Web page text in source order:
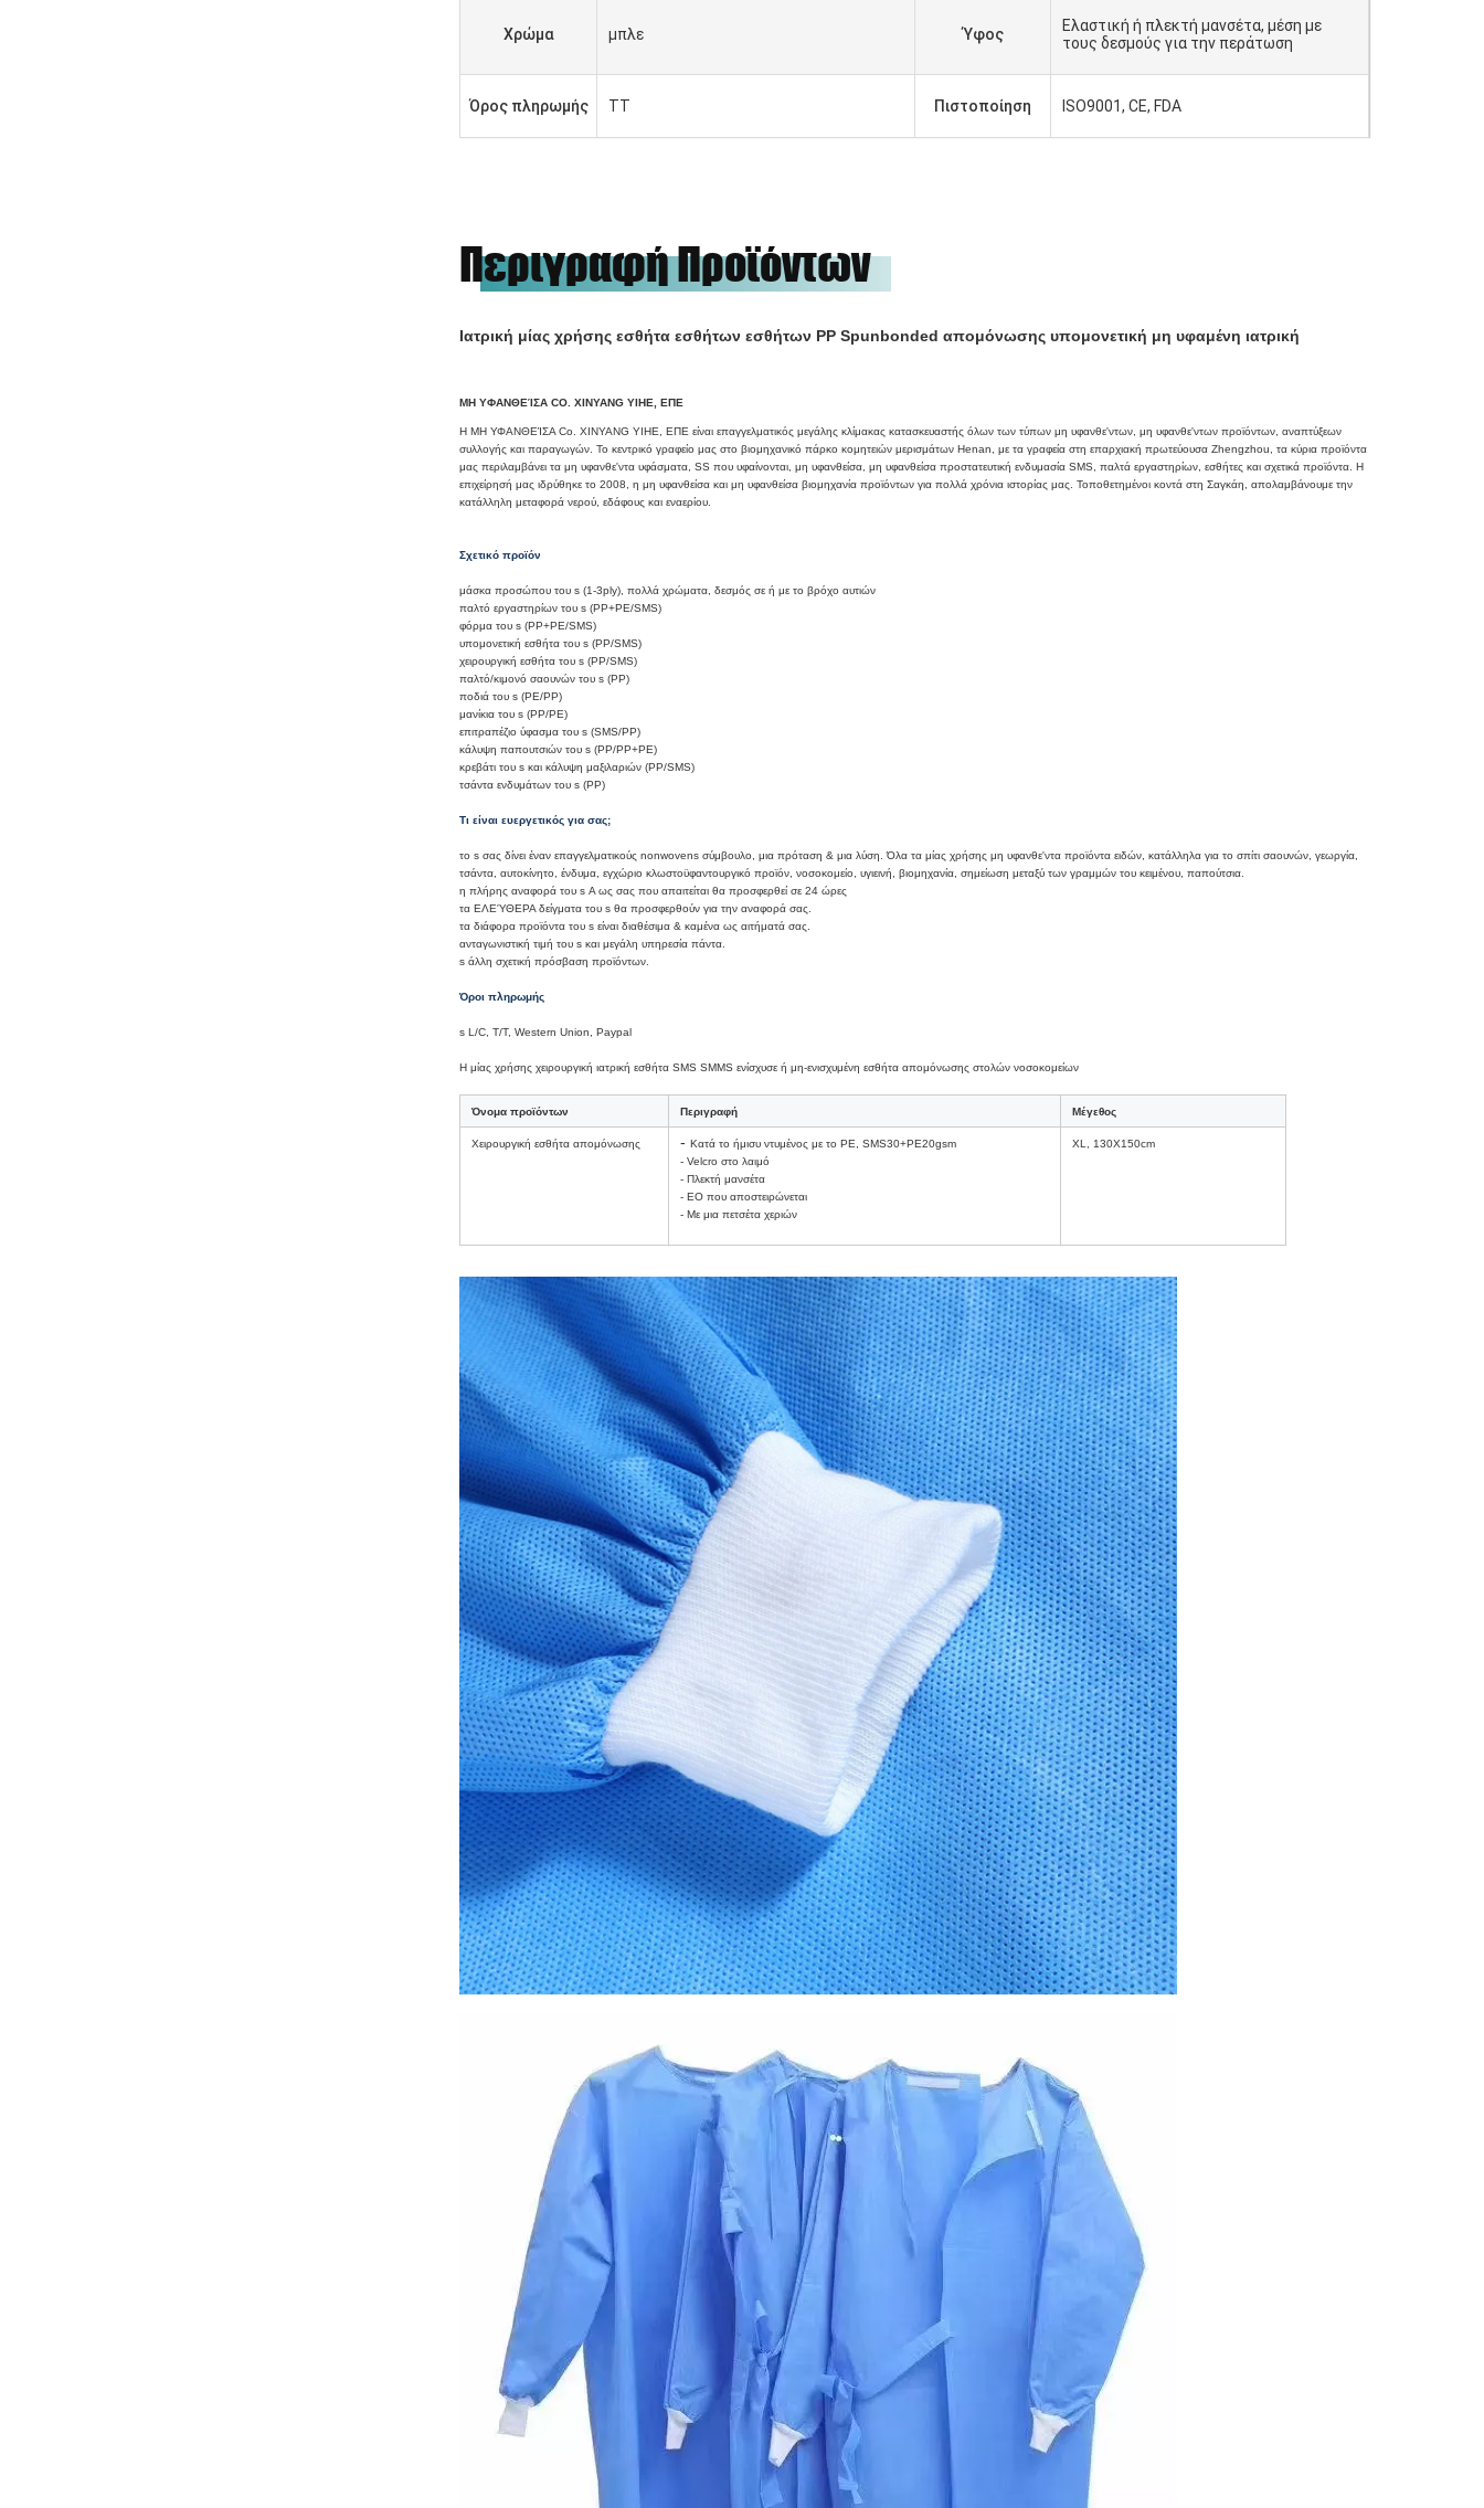
Χρώμα μπλε Ύφος
Ελαστική ή πλεκτή μανσέτα, μέση με
τους δεσμούς για την περάτωση
Όρος πληρωμής TT Πιστοποίηση ISO9001, CE, FDA
Περιγραφή Προϊόντων
Ιατρική μίας χρήσης εσθήτα εσθήτων εσθήτων PP Spunbonded απομόνωσης υπομονετική μη υφαμένη ιατρική
ΜΗ ΥΦΑΝΘΕΊΣΑ CO. XINYANG YIHE, ΕΠΕ
Η ΜΗ ΥΦΑΝΘΕΊΣΑ Co. XINYANG YIHE, ΕΠΕ είναι επαγγελματικός μεγάλης κλίμακας κατασκευαστής όλων των τύπων μη υφανθε'ντων, μη υφανθε'ντων προϊόντων, αναπτύξεων
συλλογής και παραγωγών. Το κεντρικό γραφείο μας στο βιομηχανικό πάρκο κομητειών μερισμάτων Henan, με τα γραφεία στη επαρχιακή πρωτεύουσα Zhengzhou, τα κύρια προϊόντα
μας περιλαμβάνει τα μη υφανθε'ντα υφάσματα, SS που υφαίνονται, μη υφανθείσα, μη υφανθείσα προστατευτική ενδυμασία SMS, παλτά εργαστηρίων, εσθήτες και σχετικά προϊόντα. Η
επιχείρησή μας ιδρύθηκε το 2008, η μη υφανθείσα και μη υφανθείσα βιομηχανία προϊόντων για πολλά χρόνια ιστορίας μας. Τοποθετημένοι κοντά στη Σαγκάη, απολαμβάνουμε την
κατάλληλη μεταφορά νερού, εδάφους και εναερίου.
Σχετικό προϊόν
μάσκα προσώπου του s (1-3ply), πολλά χρώματα, δεσμός σε ή με το βρόχο αυτιών
παλτό εργαστηρίων του s (PP+PE/SMS)
φόρμα του s (PP+PE/SMS)
υπομονετική εσθήτα του s (PP/SMS)
χειρουργική εσθήτα του s (PP/SMS)
παλτό/κιμονό σαουνών του s (PP)
ποδιά του s (PE/PP)
μανίκια του s (PP/PE)
επιτραπέζιο ύφασμα του s (SMS/PP)
κάλυψη παπουτσιών του s (PP/PP+PE)
κρεβάτι του s και κάλυψη μαξιλαριών (PP/SMS)
τσάντα ενδυμάτων του s (PP)
Τι είναι ευεργετικός για σας;
το s σας δίνει έναν επαγγελματικούς nonwovens σύμβουλο, μια πρόταση & μια λύση. Όλα τα μίας χρήσης μη υφανθε'ντα προϊόντα ειδών, κατάλληλα για το σπίτι σαουνών, γεωργία,
τσάντα, αυτοκίνητο, ένδυμα, εγχώριο κλωστοϋφαντουργικό προϊόν, νοσοκομείο, υγιεινή, βιομηχανία, σημείωση μεταξύ των γραμμών του κειμένου, παπούτσια.
η πλήρης αναφορά του s Α ως σας που απαιτείται θα προσφερθεί σε 24 ώρες
τα ΕΛΕΎΘΕΡΑ δείγματα του s θα προσφερθούν για την αναφορά σας.
τα διάφορα προϊόντα του s είναι διαθέσιμα & καμένα ως αιτήματά σας.
ανταγωνιστική τιμή του s και μεγάλη υπηρεσία πάντα.
s άλλη σχετική πρόσβαση προϊόντων.
Όροι πληρωμής
s L/C, T/T, Western Union, Paypal
Η μίας χρήσης χειρουργική ιατρική εσθήτα SMS SMMS ενίσχυσε ή μη-ενισχυμένη εσθήτα απομόνωσης στολών νοσοκομείων
Όνομα προϊόντων Περιγραφή Μέγεθος
Χειρουργική εσθήτα απομόνωσης - Κατά το ήμισυ ντυμένος με το PE, SMS30+PE20gsm
- Velcro στο λαιμό
- Πλεκτή μανσέτα
- EO που αποστειρώνεται
- Με μια πετσέτα χεριών
XL, 130X150cm